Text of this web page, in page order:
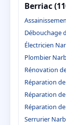
Berriac
Débouchage
Électricien
Plombier
Rénovation
Réparation
Réparation
Réparation
Serrurier